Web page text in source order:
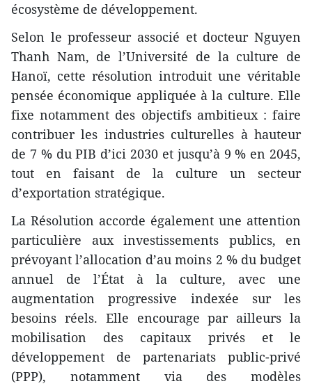
écosystème de développement.
​Selon le professeur associé et docteur Nguyen
Thanh Nam, de l’Université de la culture de
Hanoï, cette résolution introduit une véritable
pensée économique appliquée à la culture. Elle
fixe notamment des objectifs ambitieux : faire
contribuer les industries culturelles à hauteur
de 7 % du PIB d’ici 2030 et jusqu’à 9 % en 2045,
tout en faisant de la culture un secteur
d’exportation stratégique.
​La Résolution accorde également une attention
particulière aux investissements publics, en
prévoyant l’allocation d’au moins 2 % du budget
annuel de l’État à la culture, avec une
augmentation progressive indexée sur les
besoins réels. Elle encourage par ailleurs la
mobilisation des capitaux privés et le
développement de partenariats public-privé
(PPP), notamment via des modèles